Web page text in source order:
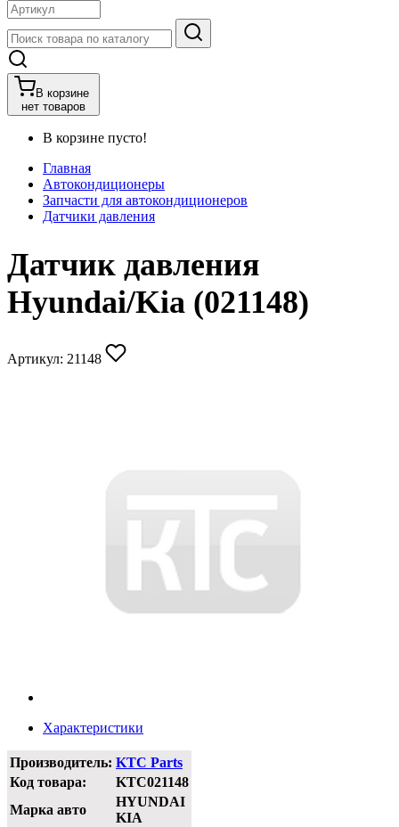
В корзине
нет товаров
В корзине пусто!
Главная
Автокондиционеры
Запчасти для автокондиционеров
Датчики давления
Датчик давления
Hyundai/Kia (021148)
Артикул: 21148
Характеристики
Производитель: KTC Parts
Код товара:
KTC021148
Марка авто
HYUNDAI
KIA